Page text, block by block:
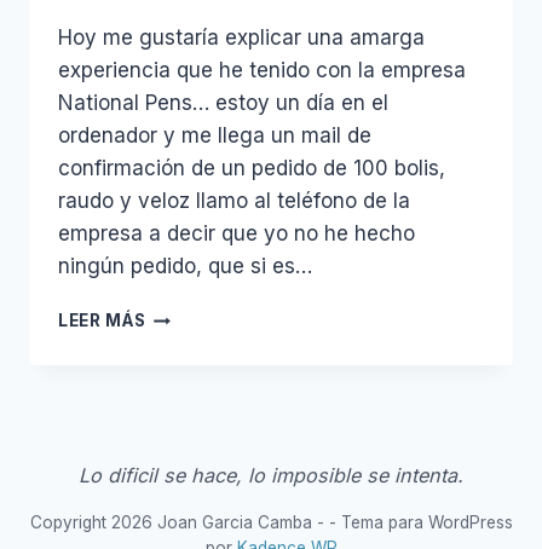
Hoy me gustaría explicar una amarga
experiencia que he tenido con la empresa
National Pens… estoy un día en el
ordenador y me llega un mail de
confirmación de un pedido de 100 bolis,
raudo y veloz llamo al teléfono de la
empresa a decir que yo no he hecho
ningún pedido, que si es…
LEER MÁS NATIONAL
Lo dificil se hace, lo imposible se intenta.
Copyright 2026 Joan Garcia Camba - - Tema para WordPress